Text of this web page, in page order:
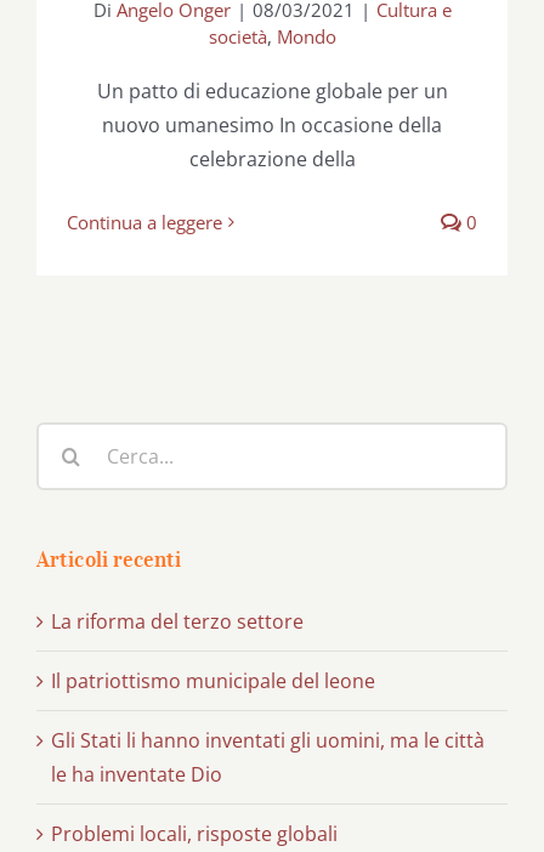
Di Angelo Onger | 08/03/2021 | Cultura e
società, Mondo
Un patto di educazione globale per un
nuovo umanesimo In occasione della
celebrazione della
Continua a leggere 0
per:
Articoli recenti
La riforma del terzo settore
Il patriottismo municipale del leone
Gli Stati li hanno inventati gli uomini, ma le città
le ha inventate Dio
Problemi locali, risposte globali